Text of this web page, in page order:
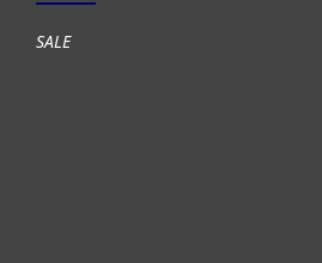
SALE